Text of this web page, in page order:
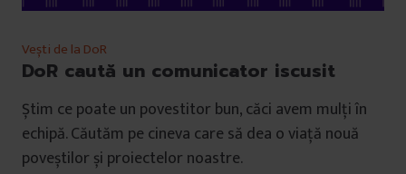
Vești de la DoR
DoR caută un comunicator iscusit
Știm ce poate un povestitor bun, căci avem mulți în
echipă. Căutăm pe cineva care să dea o viață nouă
poveștilor și proiectelor noastre.